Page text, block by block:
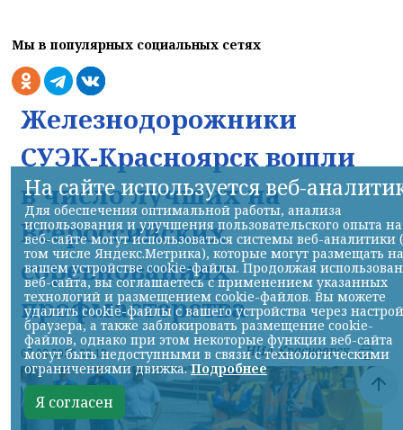
Мы в популярных социальных сетях
Железнодорожники
СУЭК-Красноярск вошли
в число лучших на
Всероссийских
соревнованиях
профмастерства
07.08.2026 22:13 НИА-Красноярск
На сайте используется веб-
Для обеспечения оптимальной работы, анализа
использования и улучшения пользовательского опыта на
веб-сайте могут использоваться системы веб-аналитики
том числе Яндекс.Метрика), которые могут размещать на
вашем устройстве cookie-файлы. Продолжая
веб-сайта, вы соглашаетесь с применением указанных
технологий и размещением cookie-файлов. Вы можете
удалить cookie-файлы с вашего устройства через
браузера, а также заблокировать размещение cookie-
файлов, однако при этом некоторые функции веб-сайта
могут быть недоступными в связи с технологическими
ограничениями движка.Подробнее
Я согласен